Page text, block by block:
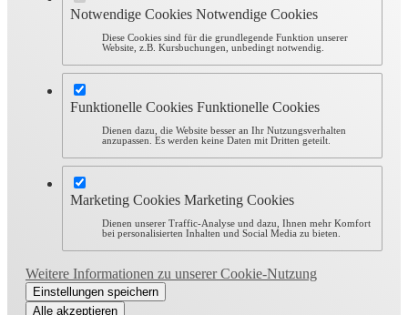
Notwendige Cookies Notwendige Cookies
Diese Cookies sind für die grundlegende Funktion unserer
Website, z.B. Kursbuchungen, unbedingt notwendig.
Funktionelle Cookies Funktionelle Cookies
Dienen dazu, die Website besser an Ihr Nutzungsverhalten
anzupassen. Es werden keine Daten mit Dritten geteilt.
Marketing Cookies Marketing Cookies
Dienen unserer Traffic-Analyse und dazu, Ihnen mehr Komfort
bei personalisierten Inhalten und Social Media zu bieten.
Weitere Informationen zu unserer Cookie-Nutzung